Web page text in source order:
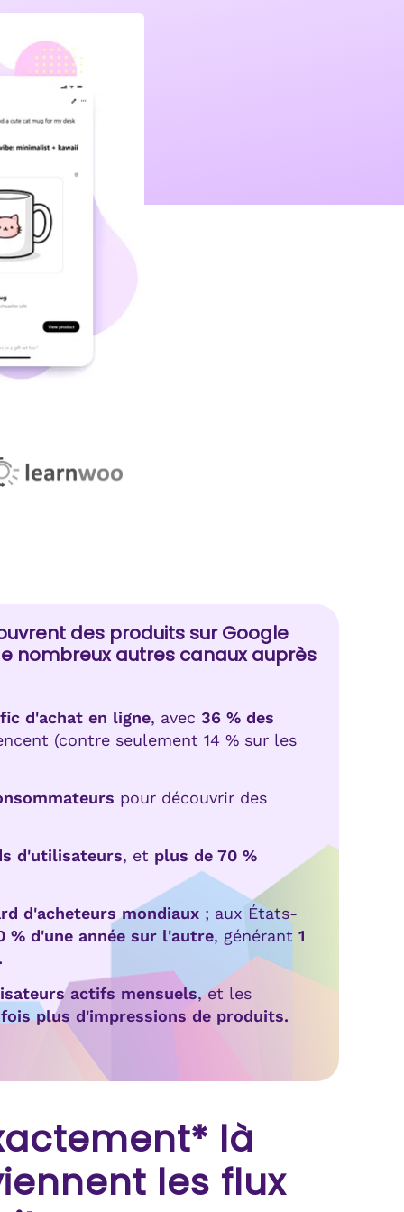
des produits sur Google
nombreux autres canaux auprès
d'achat en ligne, avec 36 % des
(contre seulement 14 % sur les
pour découvrir des
d'utilisateurs, et plus de 70 %
d'acheteurs mondiaux ; aux États-
% d'une année sur l'autre, générant 1
actifs mensuels, et les
plus d'impressions de produits.
là
les flux